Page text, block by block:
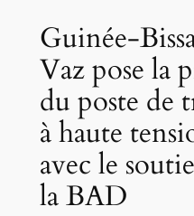
Guinée-
Vaz pose la
du poste de
à haute
avec le
la BAD